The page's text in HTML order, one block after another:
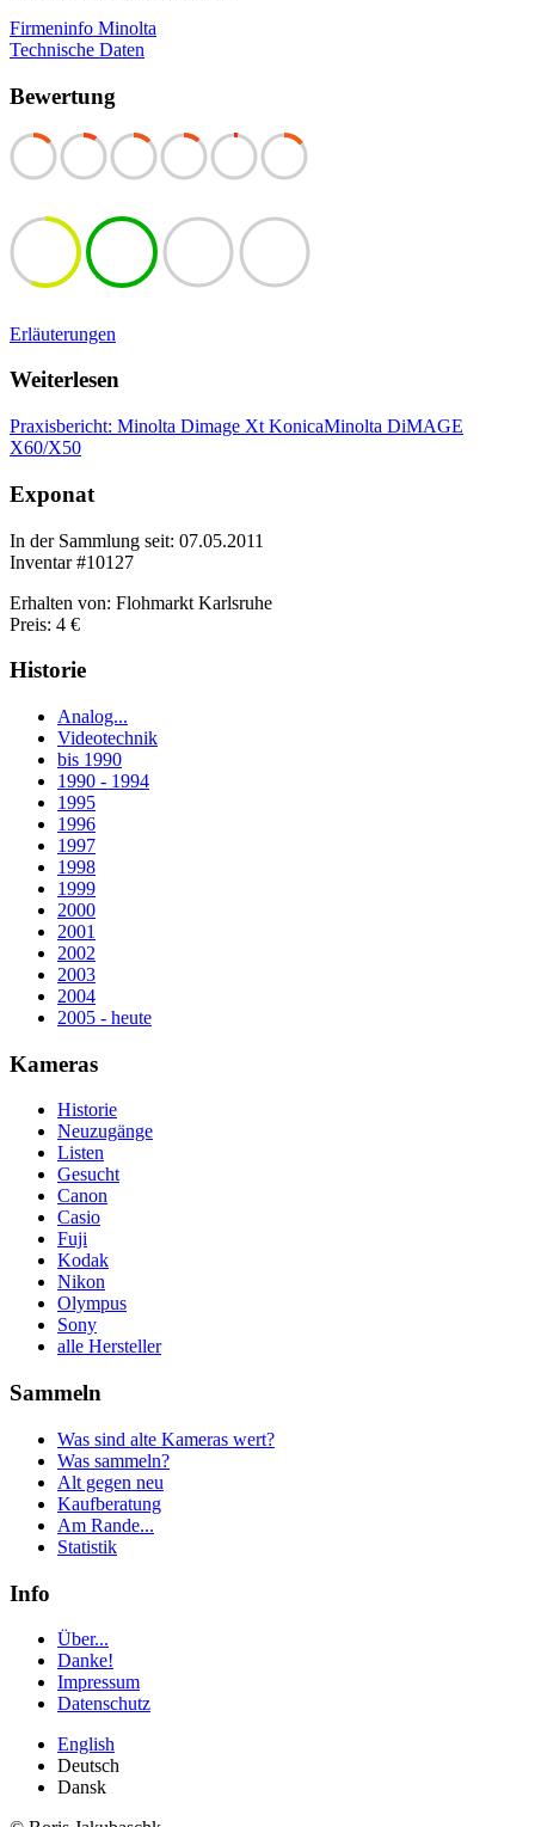
Firmeninfo Minolta
Technische Daten
Bewertung
Erläuterungen
Weiterlesen
Praxisbericht: Minolta Dimage Xt KonicaMinolta DiMAGE
X60/X50
Exponat
In der Sammlung seit: 07.05.2011
Inventar #10127
Erhalten von: Flohmarkt Karlsruhe
Preis: 4 €
Historie
Analog...
Videotechnik
bis 1990
1990 - 1994
1995
1996
1997
1998
1999
2000
2001
2002
2003
2004
2005 - heute
Kameras
Historie
Neuzugänge
Listen
Gesucht
Canon
Casio
Fuji
Kodak
Nikon
Olympus
Sony
alle Hersteller
Sammeln
Was sind alte Kameras wert?
Was sammeln?
Alt gegen neu
Kaufberatung
Am Rande...
Statistik
Info
Über...
Danke!
Impressum
Datenschutz
English
Deutsch
Dansk